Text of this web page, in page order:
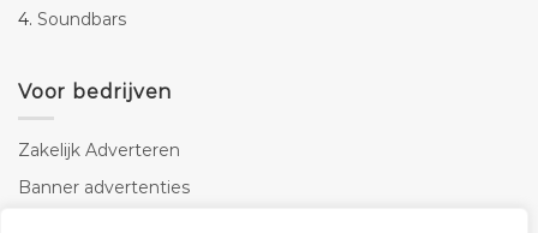
4. Soundbars
Voor bedrijven
Zakelijk Adverteren
Banner advertenties